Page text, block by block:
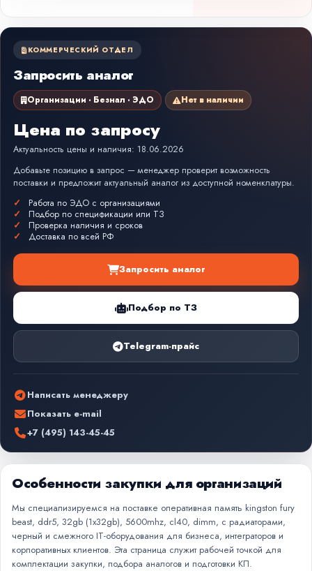
КОММЕРЧЕСКИЙ ОТДЕЛ
Запросить аналог
Организации · Безнал · ЭДО Нет в наличии
Цена по запросу
Актуальность цены и наличия: 18.06.2026
Добавьте позицию в запрос — менеджер проверит возможность
поставки и предложит актуальный аналог из доступной номенклатуры.
Работа по ЭДО с организациями
Подбор по спецификации или ТЗ
Проверка наличия и сроков
Доставка по всей РФ
Запросить аналог
Подбор по ТЗ
Telegram-прайс
Написать менеджеру
Показать e-mail
+7 (495) 143-45-45
Особенности закупки для организаций
Мы специализируемся на поставке оперативная память kingston fury
beast, ddr5, 32gb (1x32gb), 5600mhz, cl40, dimm, с радиаторами,
черный и смежного IT-оборудования для бизнеса, интеграторов и
корпоративных клиентов. Эта страница служит рабочей точкой для
комплектации закупки, подбора аналогов и подготовки КП.